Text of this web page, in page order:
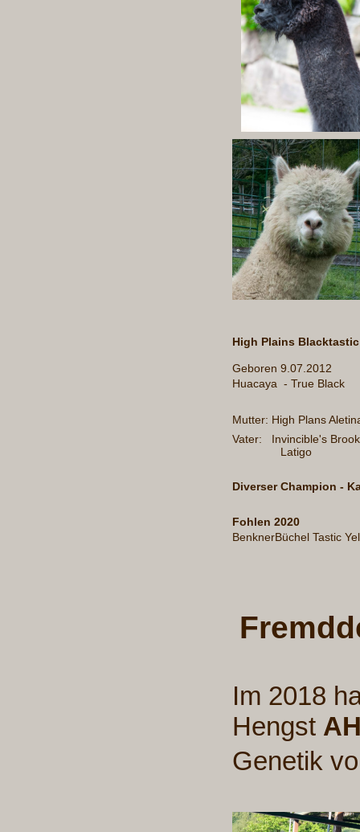
High Plains Blacktastic
Geboren 9.07.2012
Huacaya - True Black
Mutter: High Plans
Vater: Invincible's
Latigo
Diverser Champion -
Fohlen 2020
BenknerBüchel Tastic
Im 2018
Hengst
Genetik